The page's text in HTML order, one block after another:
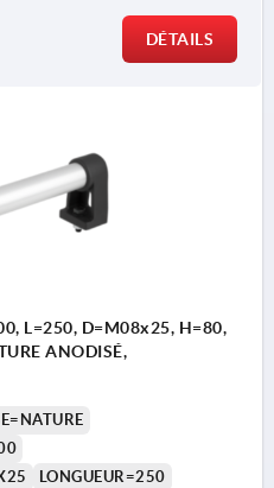
DÉTAILS
L=250, D=M08x25, H=80,
ANODISÉ,
LONGUEUR=250